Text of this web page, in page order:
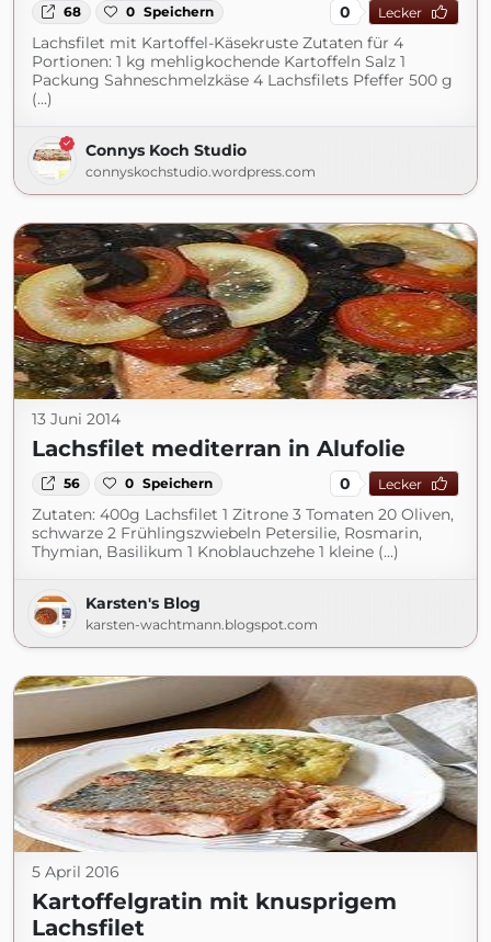
68 0 Speichern 0 Lecker
Lachsfilet mit Kartoffel-Käsekruste Zutaten für 4
Portionen: 1 kg mehligkochende Kartoffeln Salz 1
Packung Sahneschmelzkäse 4 Lachsfilets Pfeffer 500 g
(...)
Connys Koch Studio
connyskochstudio.wordpress.com
13 Juni 2014
Lachsfilet mediterran in Alufolie
56 0 Speichern 0 Lecker
Zutaten: 400g Lachsfilet 1 Zitrone 3 Tomaten 20 Oliven,
schwarze 2 Frühlingszwiebeln Petersilie, Rosmarin,
Thymian, Basilikum 1 Knoblauchzehe 1 kleine (...)
Karsten's Blog
karsten-wachtmann.blogspot.com
5 April 2016
Kartoffelgratin mit knusprigem
Lachsfilet